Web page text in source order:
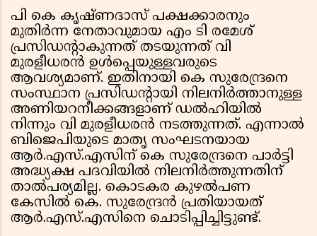
പി കെ കൃഷ്‌ണദാസ്‌ പക്ഷക്കാരനും
മുതിർന്ന നേതാവുമായ എം ടി രമേശ്‌
പ്രസിഡന്റാകുന്നത്‌ തടയുന്നത്‌ വി
മുരളീധരൻ ഉൾപ്പെയുള്ളവരുടെ
ആവശ്യമാണ്‌. ഇതിനായി കെ സുരേന്ദ്രനെ
സംസ്ഥാന പ്രസിഡൻ്റായി നിലനിർത്താനുള്ള
അണിയറനീക്കങ്ങളാണ് ഡൽഹിയിൽ
നിന്നും വി മുരളീധരൻ നടത്തുന്നത്. എന്നാൽ
ബിജെപിയുടെ മാതൃ സംഘടനയായ
ആർ.എസ്.എസിന് കെ സുരേന്ദ്രനെ പാർട്ടി
അദ്ധ്യക്ഷ പദവിയിൽ നിലനിർത്തുന്നതിന്
താൽപര്യമില്ല. കൊടകര കുഴൽപണ
കേസിൽ കെ. സുരേന്ദ്രൻ പ്രതിയായത്
ആർ.എസ്.എസിനെ ചൊടിപ്പിച്ചിട്ടുണ്ട്.